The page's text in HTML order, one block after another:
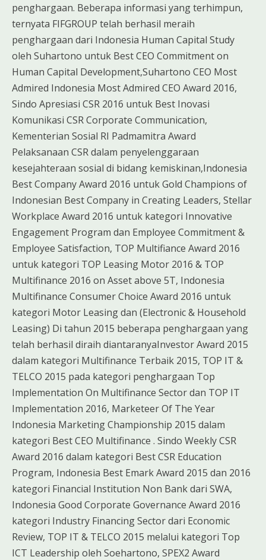
penghargaan. Beberapa informasi yang terhimpun,
ternyata FIFGROUP telah berhasil meraih
penghargaan dari Indonesia Human Capital Study
oleh Suhartono untuk Best CEO Commitment on
Human Capital Development,Suhartono CEO Most
Admired Indonesia Most Admired CEO Award 2016,
Sindo Apresiasi CSR 2016 untuk Best Inovasi
Komunikasi CSR Corporate Communication,
Kementerian Sosial RI Padmamitra Award
Pelaksanaan CSR dalam penyelenggaraan
kesejahteraan sosial di bidang kemiskinan,Indonesia
Best Company Award 2016 untuk Gold Champions of
Indonesian Best Company in Creating Leaders, Stellar
Workplace Award 2016 untuk kategori Innovative
Engagement Program dan Employee Commitment &
Employee Satisfaction, TOP Multifiance Award 2016
untuk kategori TOP Leasing Motor 2016 & TOP
Multifinance 2016 on Asset above 5T, Indonesia
Multifinance Consumer Choice Award 2016 untuk
kategori Motor Leasing dan (Electronic & Household
Leasing) Di tahun 2015 beberapa penghargaan yang
telah berhasil diraih diantaranyaInvestor Award 2015
dalam kategori Multifinance Terbaik 2015, TOP IT &
TELCO 2015 pada kategori penghargaan Top
Implementation On Multifinance Sector dan TOP IT
Implementation 2016, Marketeer Of The Year
Indonesia Marketing Championship 2015 dalam
kategori Best CEO Multifinance . Sindo Weekly CSR
Award 2016 dalam kategori Best CSR Education
Program, Indonesia Best Emark Award 2015 dan 2016
kategori Financial Institution Non Bank dari SWA,
Indonesia Good Corporate Governance Award 2016
kategori Industry Financing Sector dari Economic
Review, TOP IT & TELCO 2015 melalui kategori Top
ICT Leadership oleh Soehartono, SPEX2 Award